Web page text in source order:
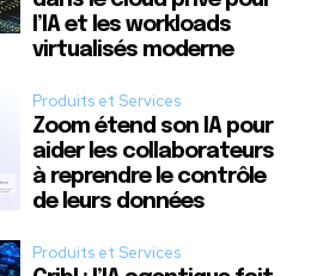
l’IA et les workloads
virtualisés moderne
Produits et Services
Zoom étend son IA pour
aider les collaborateurs
à reprendre le contrôle
de leurs données
Produits et Services